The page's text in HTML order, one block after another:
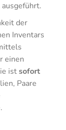
der
Inventars
einen
istsofort
Paare